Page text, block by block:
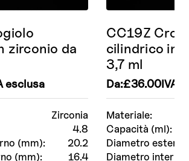
Zirconia
4.8
(mm):
20.2
(mm):
16.4
zirconio da
esclusa
Materiale:
Capacità (ml):
Diametro
Diametro interno
CC19Z
cilindrico in
3,7 ml
Da:£36.00IVA